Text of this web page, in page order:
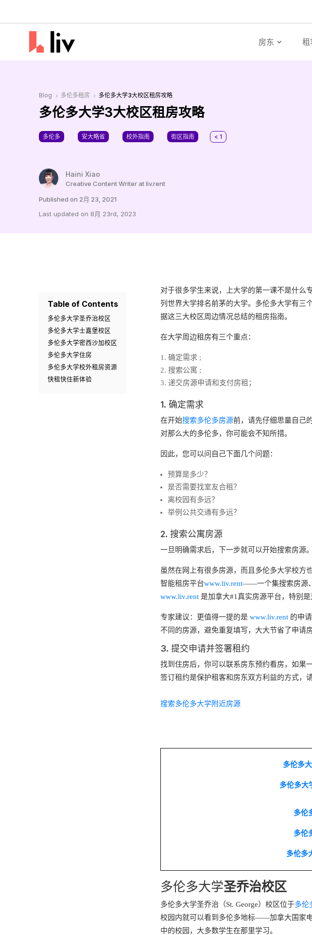
房东 租
Blog 5 多伦多租房 5 多伦多大学3大校区租房攻略
多伦多大学3大校区租房攻略
多伦多 安大略省 校外指南 街区指南 < 1
Haini Xiao
Creative Content Writer at liv.rent
Published on 2月 23, 2021
Last updated on 8月 23rd, 2023
Table of Contents
多伦多大学圣乔治校区
多伦多大学士嘉堡校区
多伦多大学密西沙加校区
多伦多大学住房
多伦多大学校外租房资源
快租快住新体验
对于很多学生来说，上大学的第一课不是什么
列世界大学排名前茅的大学。多伦多大学有
据这三大校区周边情况总结的租房指南。
在大学周边租房有三个重点：
确定需求 ;
搜索公寓 ;
递交房源申请和支付房租；
1. 确定需求
在开始搜索多伦多房源前，请先仔细思量自己
对那么大的多伦多，你可能会不知所措。
因此，您可以问自己下面几个问题：
预算是多少？
是否需要找室友合租？
离校园有多远？
举例公共交通有多远？
2. 搜索公寓房源
一旦明确需求后，下一步就可以开始搜索房源。
虽然在网上有很多房源，而且多伦多大学校方
智能租房平台www.liv.rent——一个集搜索房源
www.liv.rent是加拿大#1真实房源平台，特别是
专家建议：更值得一提的是 www.liv.rent的申
不同的房源，避免重复填写，大大节省了申请
3. 提交申请并签署租约
找到住房后，你可以联系房东预约看房，如果
签订租约是保护租客和房东双方利益的方式，
搜索多伦多大学附近房源
多伦多
多伦多大
多伦
多伦
多伦多
多伦多大学圣乔治校区
多伦多大学圣乔治（St. George）校区位于多伦
校园内就可以看到多伦多地标——加拿大国家
中的校园，大多数学生在那里学习。